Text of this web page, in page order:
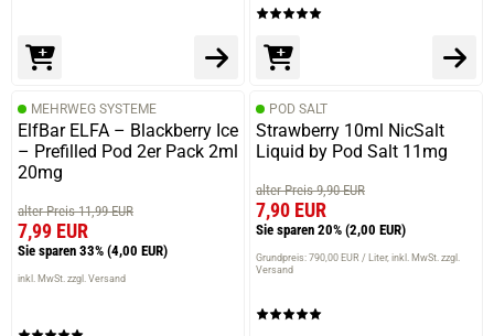
MEHRWEG SYSTEME
ElfBar ELFA – Blackberry Ice
– Prefilled Pod 2er Pack 2ml
20mg
alter Preis 11,99 EUR
7,99 EUR
Sie sparen 33% (4,00 EUR)
inkl. MwSt. zzgl. Versand
POD SALT
Strawberry 10ml NicSalt
Liquid by Pod Salt 11mg
alter Preis 9,90 EUR
7,90 EUR
Sie sparen 20% (2,00 EUR)
Grundpreis: 790,00 EUR / Liter inkl. MwSt. zzgl.
Versand